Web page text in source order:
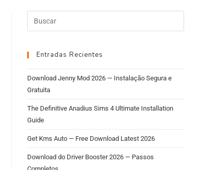
Entradas Recientes
Download Jenny Mod 2026 — Instalação Segura e
Gratuita
The Definitive Anadius Sims 4 Ultimate Installation
Guide
Get Kms Auto — Free Download Latest 2026
Download do Driver Booster 2026 — Passos